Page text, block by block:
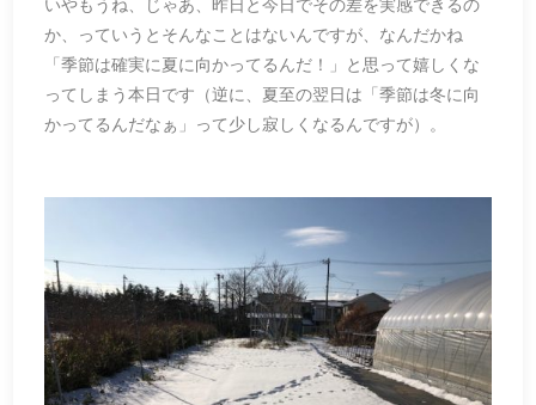
いやもうね、じゃあ、昨日と今日でその差を実感できるの
か、っていうとそんなことはないんですが、なんだかね
「季節は確実に夏に向かってるんだ！」と思って嬉しくな
ってしまう本日です（逆に、夏至の翌日は「季節は冬に向
かってるんだなぁ」って少し寂しくなるんですが）。